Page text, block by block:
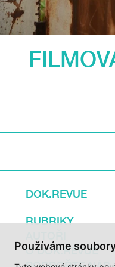
Používáme
DOK.REVUE
RUBRIKY
O DOK.REVUE